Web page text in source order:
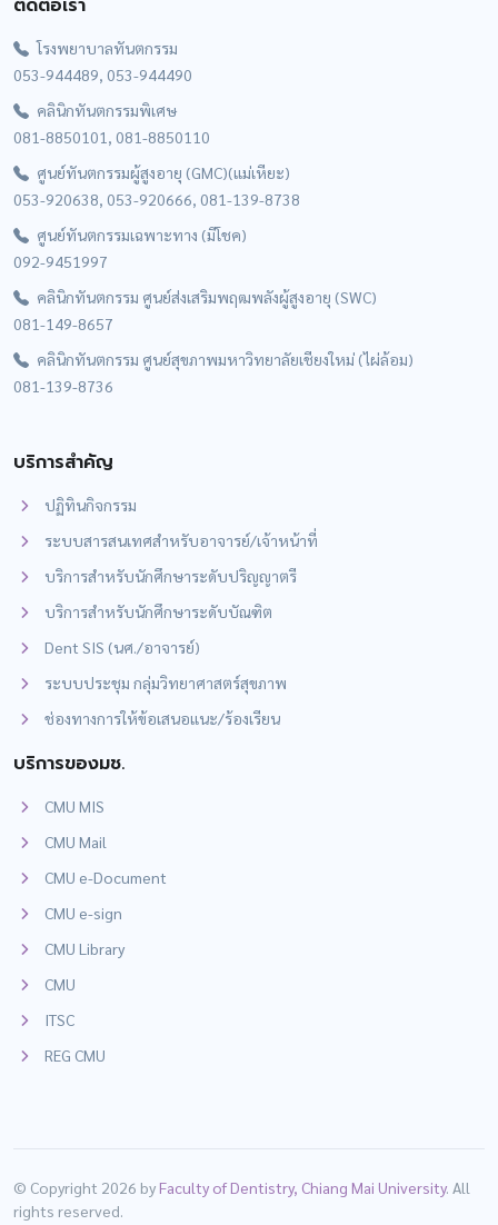
ติดต่อเรา
โรงพยาบาลทันตกรรม
053-944489, 053-944490
คลินิกทันตกรรมพิเศษ
081-8850101, 081-8850110
ศูนย์ทันตกรรมผู้สูงอายุ (GMC)(แม่เหียะ)
053-920638, 053-920666, 081-139-8738
ศูนย์ทันตกรรมเฉพาะทาง (มีโชค)
092-9451997
คลินิกทันตกรรม ศูนย์ส่งเสริมพฤฒพลังผู้สูงอายุ (SWC)
081-149-8657
คลินิกทันตกรรม ศูนย์สุขภาพมหาวิทยาลัยเชียงใหม่ (ไผ่ล้อม)
081-139-8736
บริการสำคัญ
ปฏิทินกิจกรรม
ระบบสารสนเทศสำหรับอาจารย์/เจ้าหน้าที่
บริการสำหรับนักศึกษาระดับปริญญาตรี
บริการสำหรับนักศึกษาระดับบัณฑิต
Dent SIS (นศ./อาจารย์)
ระบบประชุม กลุ่มวิทยาศาสตร์สุขภาพ
ช่องทางการให้ข้อเสนอแนะ/ร้องเรียน
บริการของมช.
CMU MIS
CMU Mail
CMU e-Document
CMU e-sign
CMU Library
CMU
ITSC
REG CMU
© Copyright 2026 byFaculty of Dentistry, Chiang Mai University. All
rights reserved.